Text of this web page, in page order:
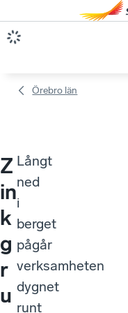
Örebro län
Z
in
k
g
r
u
Långt
ned
i
berget
pågår
verksamheten
dygnet
runt